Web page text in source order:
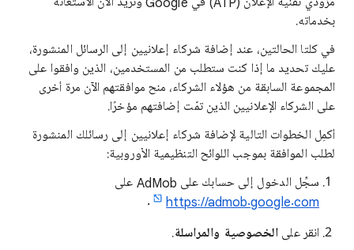
بخدماته.
في كلتا الحالتين، عند إضافة شركاء إعلانيين إلى الرسائل المنشورة،
عليك تحديد ما إذا كنت ستطلب من المستخدمين، الذين وافقوا على
المجموعة السابقة من هؤلاء الشركاء، منح موافقتهم الآن مرة أخرى
على الشركاء الإعلانيين الذين تمّت إضافتهم مؤخرًا.
أكمِل الخطوات التالية لإضافة شركاء إعلانيين إلى رسائلك المنشورة
لطلب الموافقة بموجب اللوائح التنظيمية الأوروبية:
سجِّل الدخول إلى حسابك على AdMob على
https://admob.google.com
.
انقر على الخصوصية والمراسلة.